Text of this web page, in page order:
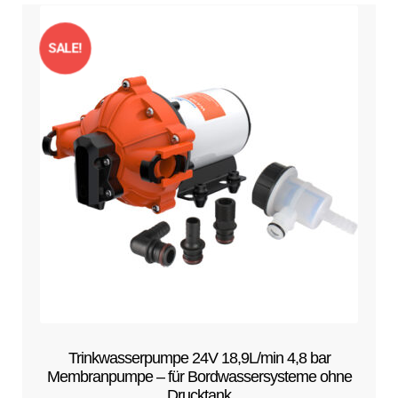
Trinkwasserpumpe 24V 18,9L/min 4,8 bar
Membranpumpe – für Bordwassersysteme ohne
SALE!